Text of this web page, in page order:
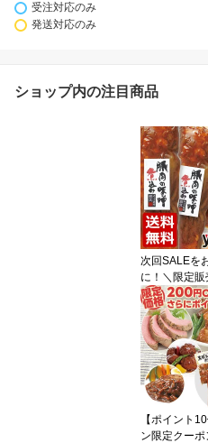
受注対応のみ
発送対応のみ
ショップ内の注目商品
次回SALEを
に！＼限定
料 お試し 豚
込み 2本 セ
お試しセッ
お中元 ギフ
お誕生日 プ
おためし お
メ お取り寄
飯のお供 食
人気 おかず
【ポイント
ン限定クー